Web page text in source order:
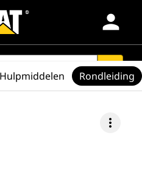
person
search
more_vert
Hulpmiddelen Rondleiding